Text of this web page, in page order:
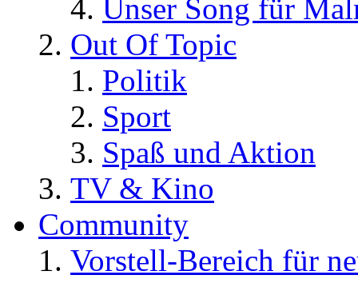
Unser Song für
Out Of Topic
Politik
Sport
Spaß und Aktion
TV & Kino
Community
Vorstell-Bereich für